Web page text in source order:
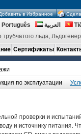
в Избранное
Português العربية
льда,
Сертификаты
по эксплуатации
проверки и
и источнику питания.